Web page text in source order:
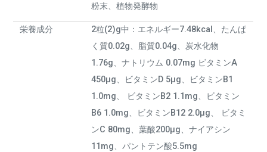
粉末、植物発酵物
栄養成分
2粒(2)g中：エネルギー7.48kcal、たんぱ
く質0.02g、脂質0.04g、炭水化物
1.76g、ナトリウム 0.07mg ビタミンA
450μg、ビタミンD 5μg、ビタミンB1
1.0mg、 ビタミンB2 1.1mg、ビタミン
B6 1.0mg、ビタミンB12 2.0μg、 ビタミ
ンC 80mg、葉酸200μg、ナイアシン
11mg、パントテン酸5.5mg